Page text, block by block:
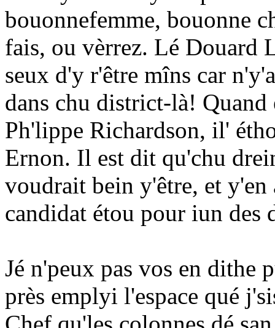
bouonnefemme, bouonne
fais, ou vèrrez. Lé Douard
seux d'y r'être mîns car
dans chu district-là! Quand
Ph'lippe Richardson, il'
Ernon. Il est dit qu'chu
voudrait bein y'être, et
candidat étou pour iun
Jé n'peux pas vos en dithe
près emplyi l'espace qué